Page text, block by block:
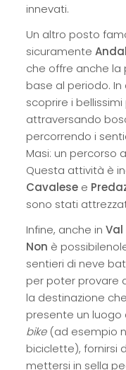
innevati.
Un altro posto
sicuramente
che offre anche la
base al periodo.
scoprire i
attraversando
percorrendo i
Masi: un percorso
Questa attività è
Cavalese e
sono stati
Infine, anche in Val
Non è
sentieri di neve
per poter provare
la destinazione
presente un
bike (ad esempio
biciclette), fornirsi
mettersi in sella